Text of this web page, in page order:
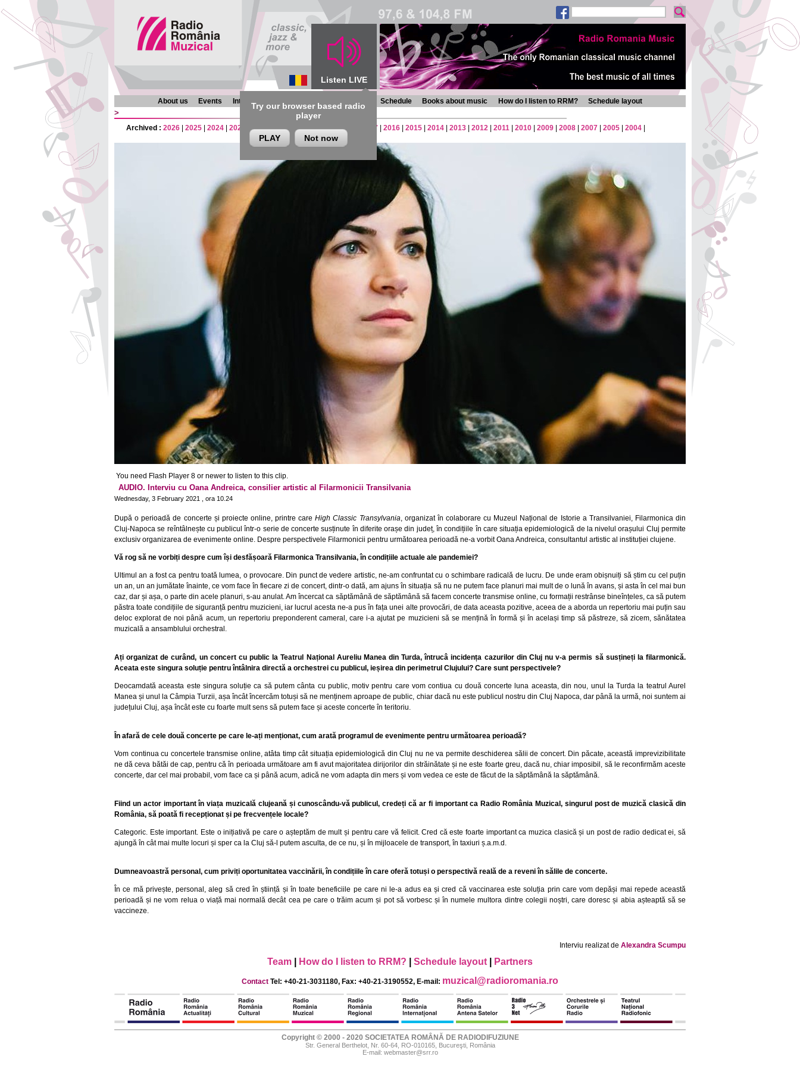
Listen LIVE
Try our browser based radio
player
PLAY Not now
About us Events Interviews Chronicles Programmes Schedule Books about music How do I listen to RRM? Schedule layout
>
Archived : 2026 2025 2024 2023 2022|2021 2020|2019|2018 2017 2016 2015 2014 2013 2012 2011 2010 2009 2008 2007 2005 2004
You need Flash Player 8 or newer to listen to this clip.
AUDIO. Interviu cu Oana Andreica, consilier artistic al Filarmonicii Transilvania
Wednesday, 3 February 2021 , ora 10.24
După o perioadă de concerte și proiecte online, printre careHigh Classic Transylvania, organizat în colaborare cu Muzeul Național de Istorie a Transilvaniei, Filarmonica din
Cluj-Napoca se reîntâlnește cu publicul într-o serie de concerte susținute în diferite orașe din județ, în condițiile în care situația epidemiologică de la nivelul orașului Cluj permite
exclusiv organizarea de evenimente online. Despre perspectivele Filarmonicii pentru următoarea perioadă ne-a vorbit Oana Andreica, consultantul artistic al instituției clujene.
Vă rog să ne vorbiți despre cum își desfășoară Filarmonica Transilvania, în condițiile actuale ale pandemiei?
Ultimul an a fost ca pentru toată lumea, o provocare. Din punct de vedere artistic, ne-am confruntat cu o schimbare radicală de lucru. De unde eram obișnuiți să știm cu cel puțin
un an, un an jumătate înainte, ce vom face în fiecare zi de concert, dintr-o dată, am ajuns în situația să nu ne putem face planuri mai mult de o lună în avans, și asta în cel mai bun
caz, dar și așa, o parte din acele planuri, s-au anulat. Am încercat ca săptămână de săptămână să facem concerte transmise online, cu formații restrânse bineînțeles, ca să putem
păstra toate condițiile de siguranță pentru muzicieni, iar lucrul acesta ne-a pus în fața unei alte provocări, de data aceasta pozitive, aceea de a aborda un repertoriu mai puțin sau
deloc explorat de noi până acum, un repertoriu preponderent cameral, care i-a ajutat pe muzicieni să se mențină în formă și în același timp să păstreze, să zicem, sănătatea
muzicală a ansamblului orchestral.
Ați organizat de curând, un concert cu public la Teatrul Național Aureliu Manea din Turda, întrucâ incidența cazurilor din Cluj nu v-a permis să susțineți la filarmonică.
Aceata este singura soluție pentru întâlnira directă a orchestrei cu publicul, ieșirea din perimetrul Clujului? Care sunt perspectivele?
Deocamdată aceasta este singura soluție ca să putem cânta cu public, motiv pentru care vom contiua cu două concerte luna aceasta, din nou, unul la Turda la teatrul Aurel
Manea și unul la Câmpia Turzii, așa încât încercăm totuși să ne menținem aproape de public, chiar dacă nu este publicul nostru din Cluj Napoca, dar până la urmă, noi suntem ai
județului Cluj, așa încât este cu foarte mult sens să putem face și aceste concerte în teritoriu.
În afară de cele două concerte pe care le-ați menționat, cum arată programul de evenimente pentru următoarea perioadă?
Vom continua cu concertele transmise online, atâta timp cât situația epidemiologică din Cluj nu ne va permite deschiderea sălii de concert. Din păcate, această imprevizibilitate
ne dă ceva bătăi de cap, pentru că în perioada următoare am fi avut majoritatea dirijorilor din străinătate și ne este foarte greu, dacă nu, chiar imposibil, să le reconfirmăm aceste
concerte, dar cel mai probabil, vom face ca și până acum, adică ne vom adapta din mers și vom vedea ce este de făcut de la săptămână la săptămână.
Fiind un actor important în viața muzicală clujeană și cunoscându-vă publicul, credeți că ar fi important ca Radio România Muzical, singurul post de muzică clasică din
România, să poată fi recepționat și pe frecvențele locale?
Categoric. Este important. Este o inițiativă pe care o așteptăm de mult și pentru care vă felicit. Cred că este foarte important ca muzica clasică și un post de radio dedicat ei, să
ajungă în cât mai multe locuri și sper ca la Cluj să-l putem asculta, de ce nu, și în mijloacele de transport, în taxiuri ș.a.m.d.
Dumneavoastră personal, cum priviți oportunitatea vaccinării, în condițiile în care oferă totuși o perspectivă reală de a reveni în sălile de concerte.
În ce mă privește, personal, aleg să cred în știință și în toate beneficiile pe care ni le-a adus ea și cred că vaccinarea este soluția prin care vom depăși mai repede această
perioadă și ne vom relua o viață mai normală decât cea pe care o trăim acum și pot să vorbesc și în numele multora dintre colegii noștri, care doresc și abia așteaptă să se
vaccineze.
Interviu realizat de Alexandra Scumpu
Team How do I listen to RRM? Schedule layout Partners
Contact Tel: +40-21-3031180, Fax: +40-21-3190552, E-mail: muzical@radioromania.ro
Copyright © 2000 - 2020 SOCIETATEA ROMÂNĂ DE RADIODIFUZIUNE
Str. General Berthelot, Nr. 60-64, RO-010165, Bucureşti, România
E-mail: webmaster@srr.ro